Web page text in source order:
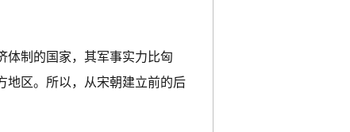
体制的国家，其军事实力比匈
地区。所以，从宋朝建立前的后